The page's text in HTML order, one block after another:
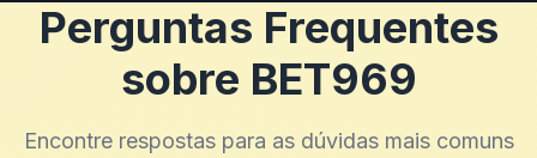
Perguntas Frequentes
sobre BET969
Encontre respostas para as dúvidas mais comuns